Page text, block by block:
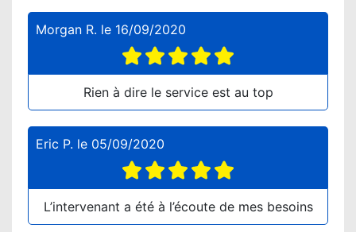
Morgan R. le 16/09/2020
Rien à dire le service est au top
Eric P. le 05/09/2020
L’intervenant a été à l’écoute de mes besoins